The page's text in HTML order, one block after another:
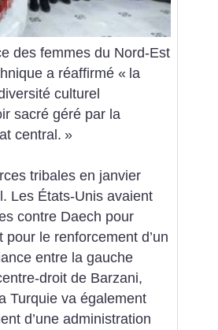
des femmes du Nord-Est
a réaffirmé « la
culturel
sacré géré par la
central. »
tribales en janvier
Les États-Unis avaient
contre Daech pour
le renforcement d’un
entre la gauche
droit de Barzani,
Turquie va également
d’une administration